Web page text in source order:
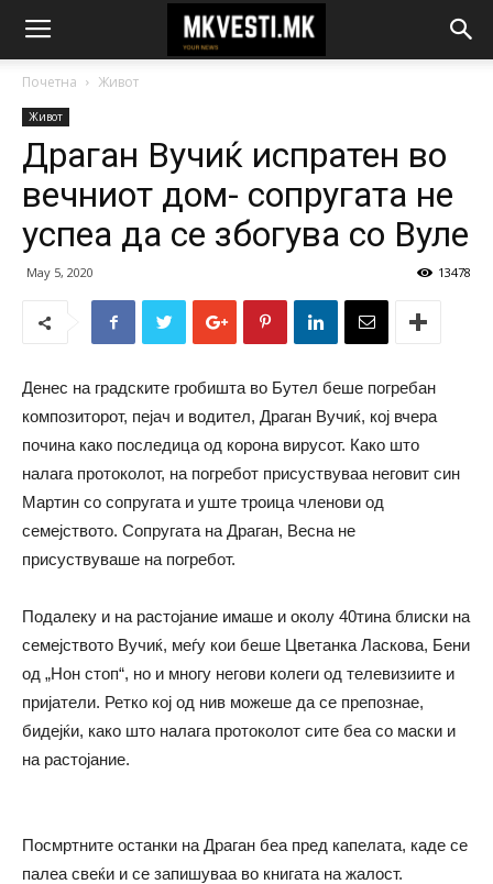
Почетна Живот
Живот
Драган Вучиќ испратен во
вечниот дом- сопругата не
успеа да се збогува со Вуле
May 5, 2020 13478
Денес на градските гробишта во Бутел беше погребан
композиторот, пејач и водител, Драган Вучиќ, кој вчера
почина како последица од корона вирусот. Како што
налага протоколот, на погребот присуствуваа неговит син
Мартин со сопругата и уште троица членови од
семејството. Сопругата на Драган, Весна не
присуствуваше на погребот.
Подалеку и на растојание имаше и околу 40тина блиски на
семејството Вучиќ, меѓу кои беше Цветанка Ласкова, Бени
од „Нон стоп“, но и многу негови колеги од телевизиите и
пријатели. Ретко кој од нив можеше да се препознае,
бидејќи, како што налага протоколот сите беа со маски и
на растојание.
Посмртните останки на Драган беа пред капелата, каде се
палеа свеќи и се запишуваа во книгата на жалост.